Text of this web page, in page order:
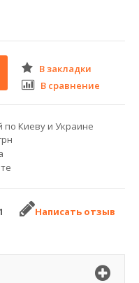
В закладки
В сравнение
по Киеву и Украине
Написать отзыв